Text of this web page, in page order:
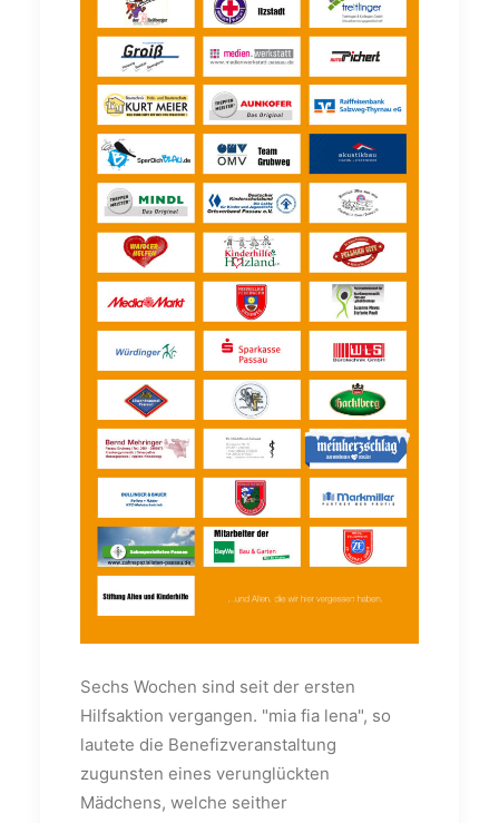
Sechs Wochen sind seit der ersten
Hilfsaktion vergangen. "mia fia lena", so
lautete die Benefizveranstaltung
zugunsten eines verunglückten
Mädchens, welche seither